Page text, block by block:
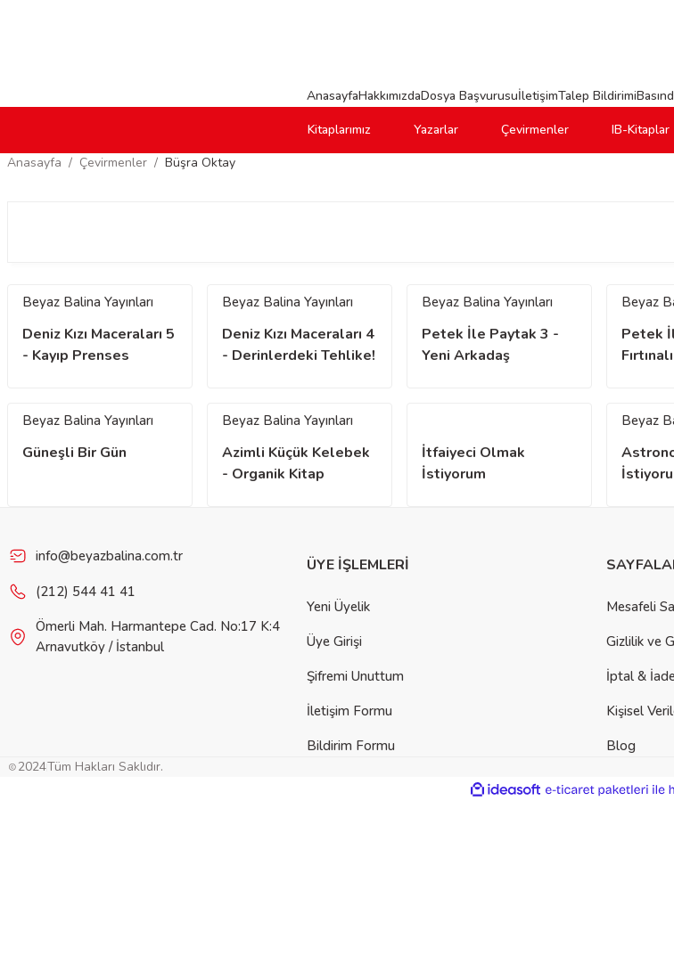
AnasayfaHakkımızdaDosya BaşvurusuİletişimTalep Bildirimi
Kitaplarımız
Yazarlar Çevirmenler IB-Kitaplar
Anasayfa
Çevirmenler Büşra Oktay
Beyaz Balina Yayınları
Deniz Kızı Maceraları 5
- Kayıp Prenses
Beyaz Balina Yayınları
Deniz Kızı Maceraları 4
- Derinlerdeki Tehlike!
Beyaz Balina Yayınları
Petek İle Paytak 3 -
Yeni Arkadaş
Beyaz
Petek
Beyaz Balina Yayınları
Güneşli Bir Gün
Beyaz Balina Yayınları
Azimli Küçük Kelebek
- Organik Kitap
İtfaiyeci Olmak
İstiyorum
Beyaz
info@beyazbalina.com.tr
(212) 544 41 41
Ömerli Mah. Harmantepe Cad. No:17 K:4
Arnavutköy / İstanbul
ÜYE İŞLEMLERİ
Yeni Üyelik
Üye Girişi
Şifremi Unuttum
İletişim Formu
Bildirim Formu
Mesafeli
Gizlilik ve
İptal &
Kişisel
Blog
2024Tüm Hakları Saklıdır.
ideasoft
e-